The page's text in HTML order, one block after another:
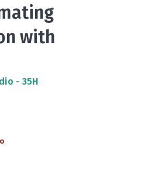
with
- 35H